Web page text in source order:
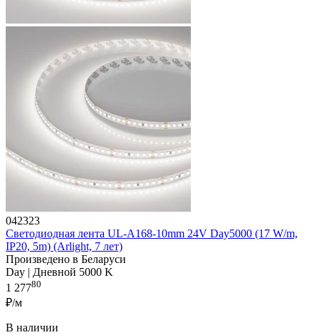
042323
Светодиодная лента UL-A168-10mm 24V Day5000 (17 W/m,
IP20, 5m) (Arlight, 7 лет)
Произведено в Беларуси
Day | Дневной 5000 K
1 27780
₽/м
В наличии